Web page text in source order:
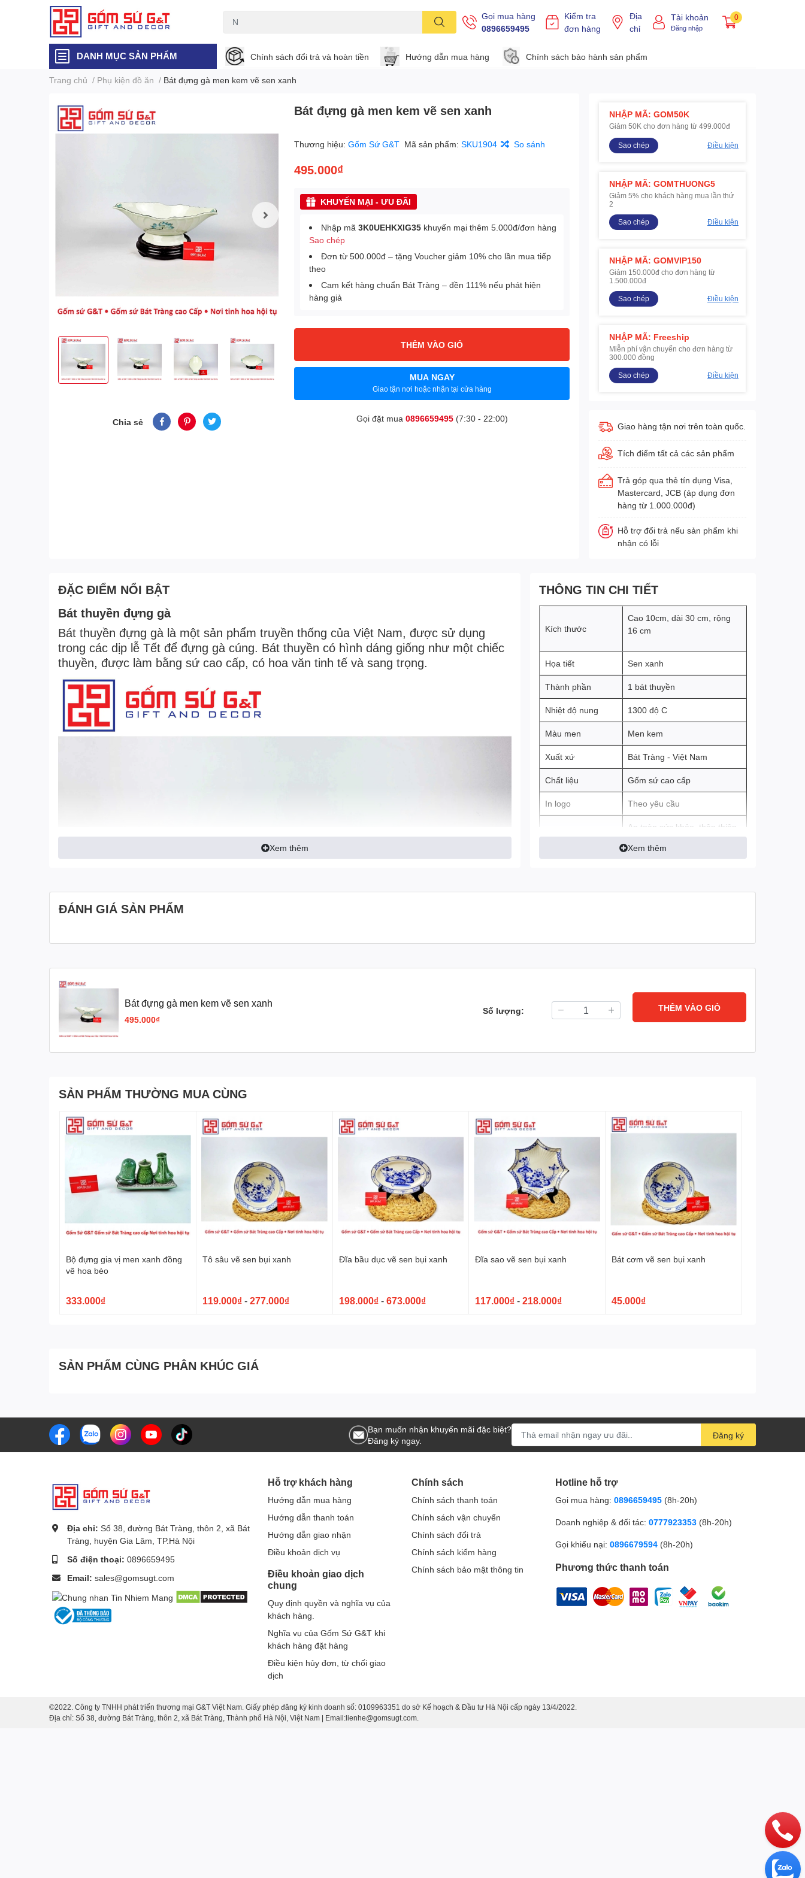
Gọi mua hàng
0896659495
Kiểm tra
đơn hàng
Địa
chỉ
Tài khoản
Đăng nhập
0
DANH MỤC SẢN PHẨM Chính sách đổi trả và hoàn tiền Hướng dẫn mua hàng Chính sách bảo hành sản phẩm
Trang chủ / Phụ kiện đồ ăn / Bát đựng gà men kem vẽ sen xanh
Chia sẻ
Bát đựng gà men kem vẽ sen xanh
Thương hiệu:Gốm Sứ G&T Mã sản phẩm:SKU1904 So sánh
495.000₫
KHUYẾN MẠI - ƯU ĐÃI
Nhập mã3K0UEHKXIG35 khuyến mại thêm 5.000đ/đơn hàng
Sao chép
Đơn từ 500.000đ – tặng Voucher giảm 10% cho lần mua tiếp
theo
Cam kết hàng chuẩn Bát Tràng – đền 111% nếu phát hiện
hàng giả
THÊM VÀO GIỎ
MUA NGAY
Giao tận nơi hoặc nhận tại cửa hàng
Gọi đặt mua 0896659495(7:30 - 22:00)
NHẬP MÃ: GOM50K
Giảm 50K cho đơn hàng từ 499.000đ
Sao chép Điều kiện
NHẬP MÃ: GOMTHUONG5
Giảm 5% cho khách hàng mua lần thứ
2
Sao chép
Điều kiện
NHẬP MÃ: GOMVIP150
Giảm 150.000đ cho đơn hàng từ
1.500.000đ
Sao chép
Điều kiện
NHẬP MÃ: Freeship
Miễn phí vận chuyển cho đơn hàng từ
300.000 đồng
Sao chép
Điều kiện
Giao hàng tận nơi trên toàn quốc.
Tích điểm tất cả các sản phẩm
Trả góp qua thẻ tín dụng Visa,
Mastercard, JCB (áp dụng đơn
hàng từ 1.000.000đ)
Hỗ trợ đổi trả nếu sản phẩm khi
nhận có lỗi
ĐẶC ĐIỂM NỔI BẬT
Bát thuyền đựng gà
Bát thuyền đựng gà là một sản phẩm truyền thống của Việt Nam, được sử dụng
trong các dịp lễ Tết để đựng gà cúng. Bát thuyền có hình dáng giống như một chiếc
thuyền, được làm bằng sứ cao cấp, có hoa văn tinh tế và sang trọng.
phúc. Gà là một loài vật linh thiêng trong văn hóa Việt Nam, tượng trưng cho sự mạnh mẽ, dũng cảm và may mắn. Việc
sử dụng bát thuyền đựng gà trong các dịp lễ Tết thể hiện tấm lòng thành kính của con cháu đối với ông bà tổ tiên,
đồng thời cầu mong sự bình an và hạnh phúc cho gia đình.
Bát thuyền đựng gà là một món đồ trang trí đẹp mắt và sang trọng, góp phần tô điểm cho không gian thờ cúng của gia
đình. Nếu bạn đang tìm kiếm một món đồ trang trí đẹp mắt và ý nghĩa cho gia đình mình, thì bát thuyền đựng gà là
một lựa chọn tuyệt vời.
Đặc điểm nổi bật của bát thuyền đựng gà
Xem thêm
THÔNG TIN CHI TIẾT
Kích thước
Cao 10cm, dài 30 cm, rộng
16 cm
Họa tiết Sen xanh
Thành phần 1 bát thuyền
Nhiệt độ nung 1300 độ C
Màu men Men kem
Xuất xứ Bát Tràng - Việt Nam
Chất liệu Gốm sứ cao cấp
In logo Theo yêu cầu
An toàn sức khỏe, thân thiện
môi trường
Xem thêm
ĐÁNH GIÁ SẢN PHẨM
Bát đựng gà men kem vẽ sen xanh
495.000₫
Số lượng: THÊM VÀO GIỎ
SẢN PHẨM THƯỜNG MUA CÙNG
Bộ đựng gia vị men xanh đồng
vẽ hoa bèo
333.000₫
Tô sâu vẽ sen bụi xanh
119.000₫- 277.000₫
Đĩa bầu dục vẽ sen bụi xanh
198.000₫- 673.000₫
Đĩa sao vẽ sen bụi xanh
117.000₫ -218.000₫
Bát cơm vẽ sen bụi xanh
45.000₫
SẢN PHẨM CÙNG PHÂN KHÚC GIÁ
Bạn muốn nhận khuyến mãi đặc biệt?
Đăng ký ngay.
Đăng ký
Địa chỉ: Số 38, đường Bát Tràng, thôn 2, xã Bát
Tràng, huyện Gia Lâm, TP.Hà Nội
Số điện thoại: 0896659495
Email: sales@gomsugt.com
Hỗ trợ khách hàng
Hướng dẫn mua hàng
Hướng dẫn thanh toán
Hướng dẫn giao nhận
Điều khoản dịch vụ
Điều khoản giao dịch
chung
Quy định quyền và nghĩa vụ của
khách hàng.
Nghĩa vụ của Gốm Sứ G&T khi
khách hàng đặt hàng
Điều kiện hủy đơn, từ chối giao
dịch
Chính sách
Chính sách thanh toán
Chính sách vận chuyển
Chính sách đổi trả
Chính sách kiểm hàng
Chính sách bảo mật thông tin
Hotline hỗ trợ
Gọi mua hàng: 0896659495 (8h-20h)
Doanh nghiệp & đối tác: 0777923353 (8h-20h)
Gọi khiếu nại: 0896679594 (8h-20h)
Phương thức thanh toán
©2022. Công ty TNHH phát triển thương mại G&T Việt Nam. Giấy phép đăng ký kinh doanh số: 0109963351 do sở Kế hoạch & Đầu tư Hà Nội cấp ngày 13/4/2022.
Địa chỉ: Số 38, đường Bát Tràng, thôn 2, xã Bát Tràng, Thành phố Hà Nội, Việt Nam | Email:lienhe@gomsugt.com.